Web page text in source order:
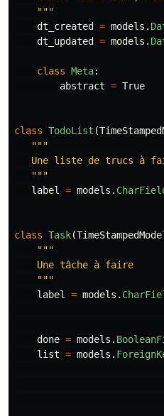
"""
dt_created
= models .
dt_updated
= models .
class Meta:
abstract = True
class TodoList (
"""
Une liste de trucs à
"""
label
= models .
class Task(
"""
    Une tâche à faire
"""
label
= models .
done = models .
list = models .